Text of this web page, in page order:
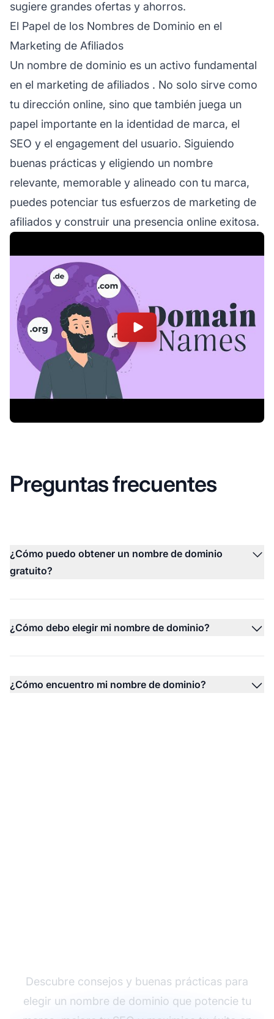
sugiere grandes ofertas y ahorros.
El Papel de los Nombres de Dominio en el
Marketing de Afiliados
Un nombre de dominio es un activo fundamental
en el marketing de afiliados . No solo sirve como
tu dirección online, sino que también juega un
papel importante en la identidad de marca, el
SEO y el engagement del usuario. Siguiendo
buenas prácticas y eligiendo un nombre
relevante, memorable y alineado con tu marca,
puedes potenciar tus esfuerzos de marketing de
afiliados y construir una presencia online exitosa.
Preguntas frecuentes
¿Cómo puedo obtener un nombre de dominio
gratuito?
¿Cómo debo elegir mi nombre de dominio?
¿Cómo encuentro mi nombre de dominio?
Descubre consejos y buenas prácticas para
elegir un nombre de dominio que potencie tu